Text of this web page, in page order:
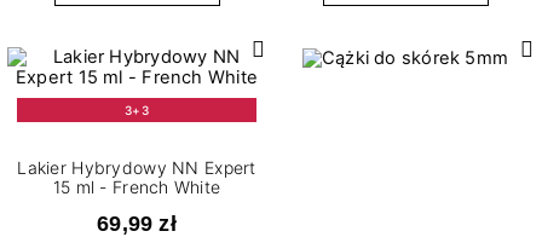
3+3
Lakier Hybrydowy NN Expert
15 ml - French White
69,99 zł